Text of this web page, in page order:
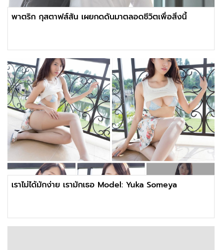
พาตริก กุสตาฟส์สัน เผยกดดันมาตลอดชีวิตเพื่อสิ่งนี้
เราไม่ได้มักง่าย เรามักเธอ Model: Yuka Someya